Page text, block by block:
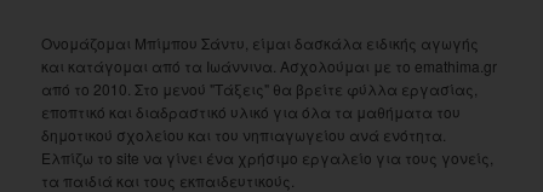
Ονομάζομαι Μπίμπου Σάντυ, είμαι δασκάλα ειδικής αγωγής
και κατάγομαι από τα Ιωάννινα. Ασχολούμαι με το emathima.gr
από το 2010. Στο μενού "Τάξεις" θα βρείτε φύλλα εργασίας,
εποπτικό και διαδραστικό υλικό για όλα τα μαθήματα του
δημοτικού σχολείου και του νηπιαγωγείου ανά ενότητα.
Ελπίζω το site να γίνει ένα χρήσιμο εργαλείο για τους γονείς,
τα παιδιά και τους εκπαιδευτικούς.